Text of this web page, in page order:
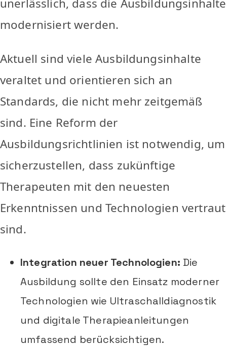
unerlässlich, dass die Ausbildungsinhalte
modernisiert werden.
Aktuell sind viele Ausbildungsinhalte
veraltet und orientieren sich an
Standards, die nicht mehr zeitgemäß
sind. Eine Reform der
Ausbildungsrichtlinien ist notwendig, um
sicherzustellen, dass zukünftige
Therapeuten mit den neuesten
Erkenntnissen und Technologien vertraut
sind.
Integration neuer Technologien: Die
Ausbildung sollte den Einsatz moderner
Technologien wie Ultraschalldiagnostik
und digitale Therapieanleitungen
umfassend berücksichtigen.